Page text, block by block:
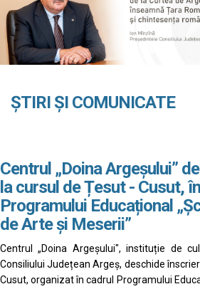
ȘTIRI ȘI COMUNICATE
Centrul „Doina Argeșului”
la cursul de Țesut - Cusut,
Programului Educațional
de Arte și Meserii”
Centrul „Doina Argeșului", instituție de
Consiliului Județean Argeș, deschide
Cusut, organizat în cadrul Programului